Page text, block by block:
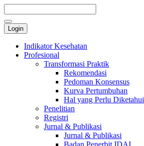
Login
Indikator Kesehatan
Profesional
Transformasi Praktik
Rekomendasi
Pedoman Konsensus
Kurva Pertumbuhan
Hal yang Perlu Diketahui
Penelitian
Registri
Jurnal & Publikasi
Jurnal & Publikasi
Badan Penerbit IDAI